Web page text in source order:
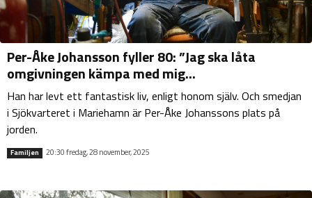
Per-Åke Johansson fyller 80: ”Jag ska låta
omgivningen kämpa med mig...
Han har levt ett fantastisk liv, enligt honom själv. Och smedjan
i Sjökvarteret i Mariehamn är Per-Åke Johanssons plats på
jorden.
Familjen 20:30 fredag, 28 november, 2025